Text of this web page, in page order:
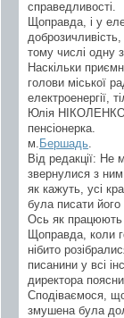
справедливості.
Щоправда, і у
тому числі одну
Наскільки
голови міської
електроенергії,
Юлія
пенсіонерка.
м. Бершадь
Від редакції: Не
звернулися з
як кажуть, усі
була писати його
Ось як працюють
Щоправда, коли
нібито
писанини у всі
директора
Сподіваємося,
змушена була